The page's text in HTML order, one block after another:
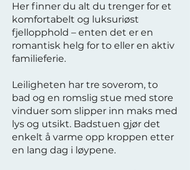
Her finner du alt du trenger for et
komfortabelt og luksuriøst
fjellopphold – enten det er en
romantisk helg for to eller en aktiv
familieferie.
Leiligheten har tre soverom, to
bad og en romslig stue med store
vinduer som slipper inn maks med
lys og utsikt. Badstuen gjør det
enkelt å varme opp kroppen etter
en lang dag i løypene.